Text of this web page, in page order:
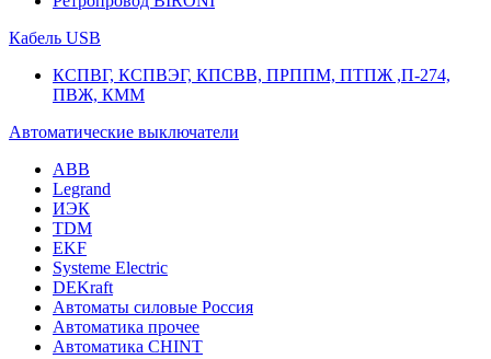
Кабель USB
КСПВГ, КСПВЭГ, КПСВВ, ПРППМ, ПТПЖ ,П-274,
ПВЖ, КММ
Автоматические выключатели
ABB
Legrand
ИЭК
TDM
EKF
Systeme Electric
DEKraft
Автоматы силовые Россия
Автоматика прочее
Автоматика CHINT